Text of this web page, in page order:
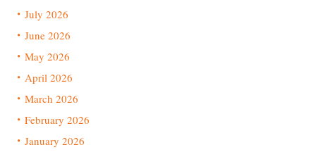
July 2026
June 2026
May 2026
April 2026
March 2026
February 2026
January 2026